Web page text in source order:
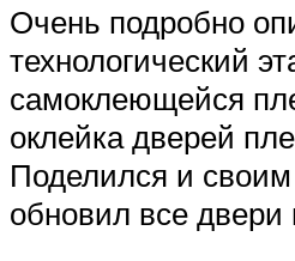
Очень подробно
технологический
самоклеющейся
оклейка дверей
Поделился и
обновил все двери